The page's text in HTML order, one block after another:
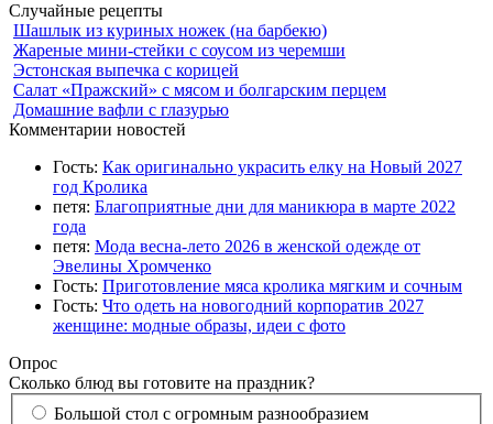
Случайные рецепты
Шашлык из куриных ножек (на барбекю)
Жареные мини-стейки с соусом из черемши
Эстонская выпечка с корицей
Салат «Пражский» с мясом и болгарским перцем
Домашние вафли с глазурью
Комментарии новостей
Гость: Как оригинально украсить елку на Новый 2027
год Кролика
петя: Благоприятные дни для маникюра в марте 2022
года
петя: Мода весна-лето 2026 в женской одежде от
Эвелины Хромченко
Гость: Приготовление мяса кролика мягким и сочным
Гость: Что одеть на новогодний корпоратив 2027
женщине: модные образы, идеи с фото
Опрос
Сколько блюд вы готовите на праздник?
Большой стол с огромным разнообразием